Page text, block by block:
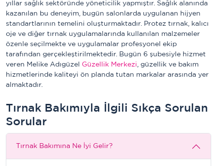
yıllar sağlık sektöründe yöneticilik yapmıştır. Sağlık alanında
kazanılan bu deneyim, bugün salonlarda uygulanan hijyen
standartlarının temelini oluşturmaktadır. Protez tırnak, kalıcı
oje ve diğer tırnak uygulamalarında kullanılan malzemeler
özenle seçilmekte ve uygulamalar profesyonel ekip
tarafından gerçekleştirilmektedir. Bugün 6 şubesiyle hizmet
veren Melike Adıgüzel Güzellik Merkezi, güzellik ve bakım
hizmetlerinde kaliteyi ön planda tutan markalar arasında yer
almaktadır.
Tırnak Bakımıyla İlgili Sıkça Sorulan
Sorular
Tırnak Bakımına Ne İyi Gelir?